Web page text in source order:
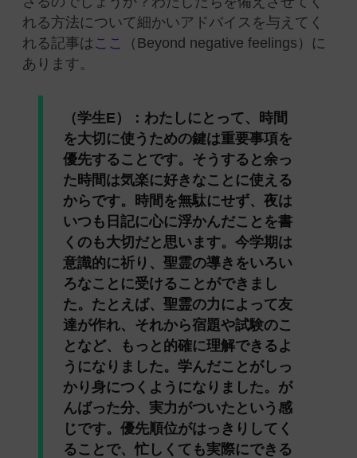
れる方法について細かいアドバイスを与えてく
れる記事は ここ
（Beyond negative feelings）に
あります。
（学生E）： わたしにとって、時間
を大切に使うための鍵は重要事項を
優先することです。そうすると余っ
た時間は気楽に好きなことに使える
からです。時間を無駄にせず、夜は
いつも日記に心に浮かんだことを書
くのも大切だと思います。今学期は
意識的に祈り、聖霊の導きをいろい
ろなことに受けることができまし
た。たとえば、 聖霊の力によって友
達が作れ、それから宿題や試験のこ
となど、もっと的確に理解できるよ
うになりました。学んだことがしっ
かり身につくようになりました。が
んばった分、実力がついたという感
じです。優先順位がはっきりしてく
ることで、忙しくても実際にできる